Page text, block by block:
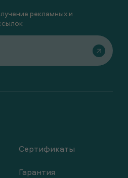
Сертификаты
Гарантия
рекламных и